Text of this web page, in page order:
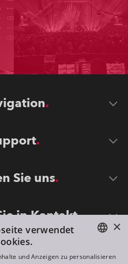
Sie uns
in Kontakt
ENGLISH
×
verwendet
und Anzeigen zu personalisieren